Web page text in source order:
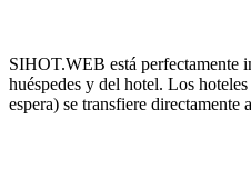
SIHOT.WEB está perfectamente
huéspedes y del hotel. Los
espera) se transfiere